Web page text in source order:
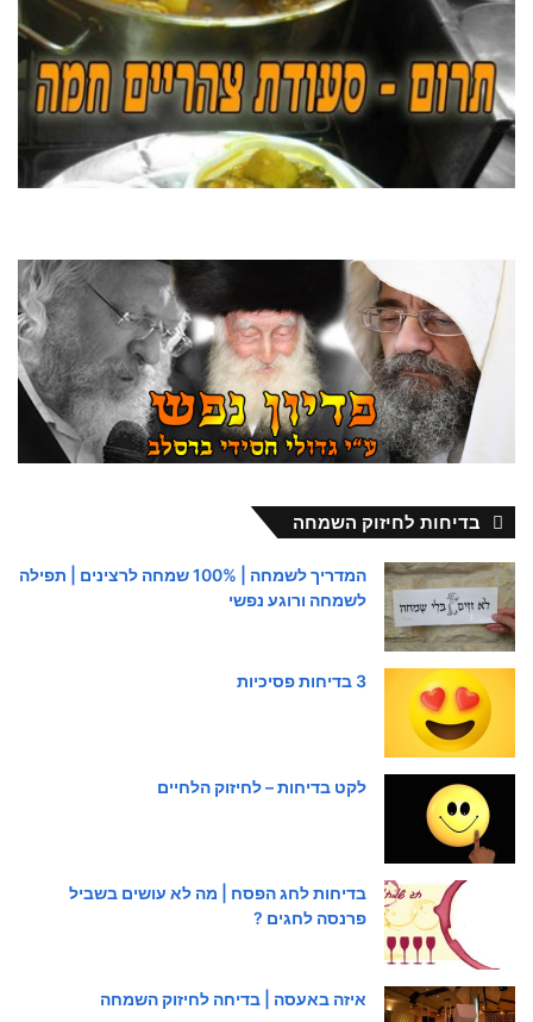
בדיחות לחיזוק השמחה
המדריך לשמחה | 100% שמחה לרצינים | תפילה
לשמחה ורוגע נפשי
3 בדיחות פסיכיות
לקט בדיחות – לחיזוק הלחיים
בדיחות לחג הפסח | מה לא עושים בשביל
פרנסה לחגים ?
איזה באעסה | בדיחה לחיזוק השמחה